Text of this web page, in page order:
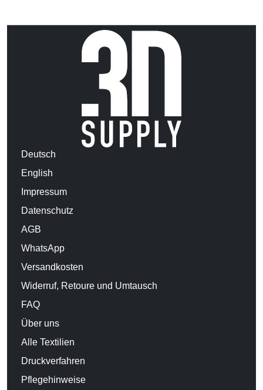
Deutsch
English
Impressum
Datenschutz
AGB
WhatsApp
Versandkosten
Widerruf, Retoure und Umtausch
FAQ
Über uns
Alle Textilien
Druckverfahren
Pflegehinweise